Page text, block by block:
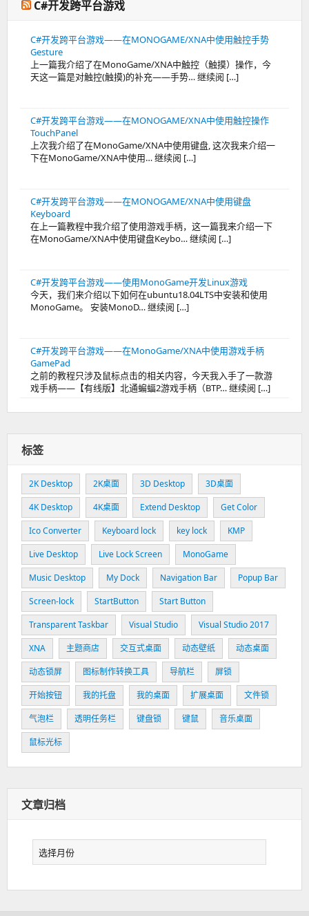
C#开发跨平台游戏
C#开发跨平台游戏——在MONOGAME/XNA中使用触控手势
Gesture
上一篇我介绍了在MonoGame/XNA中触控（触摸）操作，今
天这一篇是对触控(触摸)的补充——手势… 继续阅 […]
C#开发跨平台游戏——在MONOGAME/XNA中使用触控操作
TouchPanel
上次我介绍了在MonoGame/XNA中使用键盘, 这次我来介绍一
下在MonoGame/XNA中使用… 继续阅 […]
C#开发跨平台游戏——在MONOGAME/XNA中使用键盘
Keyboard
在上一篇教程中我介绍了使用游戏手柄，这一篇我来介绍一下
在MonoGame/XNA中使用键盘Keybo… 继续阅 […]
C#开发跨平台游戏——使用MonoGame开发Linux游戏
今天，我们来介绍以下如何在ubuntu18.04LTS中安装和使用
MonoGame。 安装MonoD… 继续阅 […]
C#开发跨平台游戏——在MonoGame/XNA中使用游戏手柄
GamePad
之前的教程只涉及鼠标点击的相关内容，今天我入手了一款游
戏手柄——【有线版】北通蝙蝠2游戏手柄（BTP… 继续阅 […]
标签
2K Desktop 2K桌面 3D Desktop
3D桌面
4K Desktop
4K桌面 Extend Desktop
Get Color
Ico Converter
Keyboard lock key lock
KMP
Live Desktop
Live Lock Screen
MonoGame
Music Desktop
My Dock Navigation Bar
Popup Bar
Screen-lock
StartButton
Start Button
Transparent Taskbar
Visual Studio
Visual Studio 2017
XNA
主题商店 交互式桌面 动态壁纸
动态桌面
动态锁屏
图标制作转换工具 导航栏
屏锁
开始按钮
我的托盘 我的桌面 扩展桌面
文件锁
气泡栏
透明任务栏 键盘锁 键鼠
音乐桌面
鼠标光标
文章归档